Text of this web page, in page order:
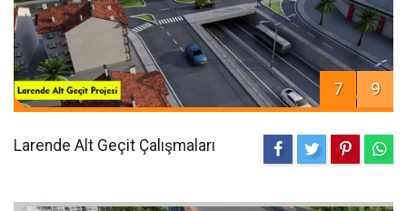
7 9
Larende Alt Geçit Çalışmaları